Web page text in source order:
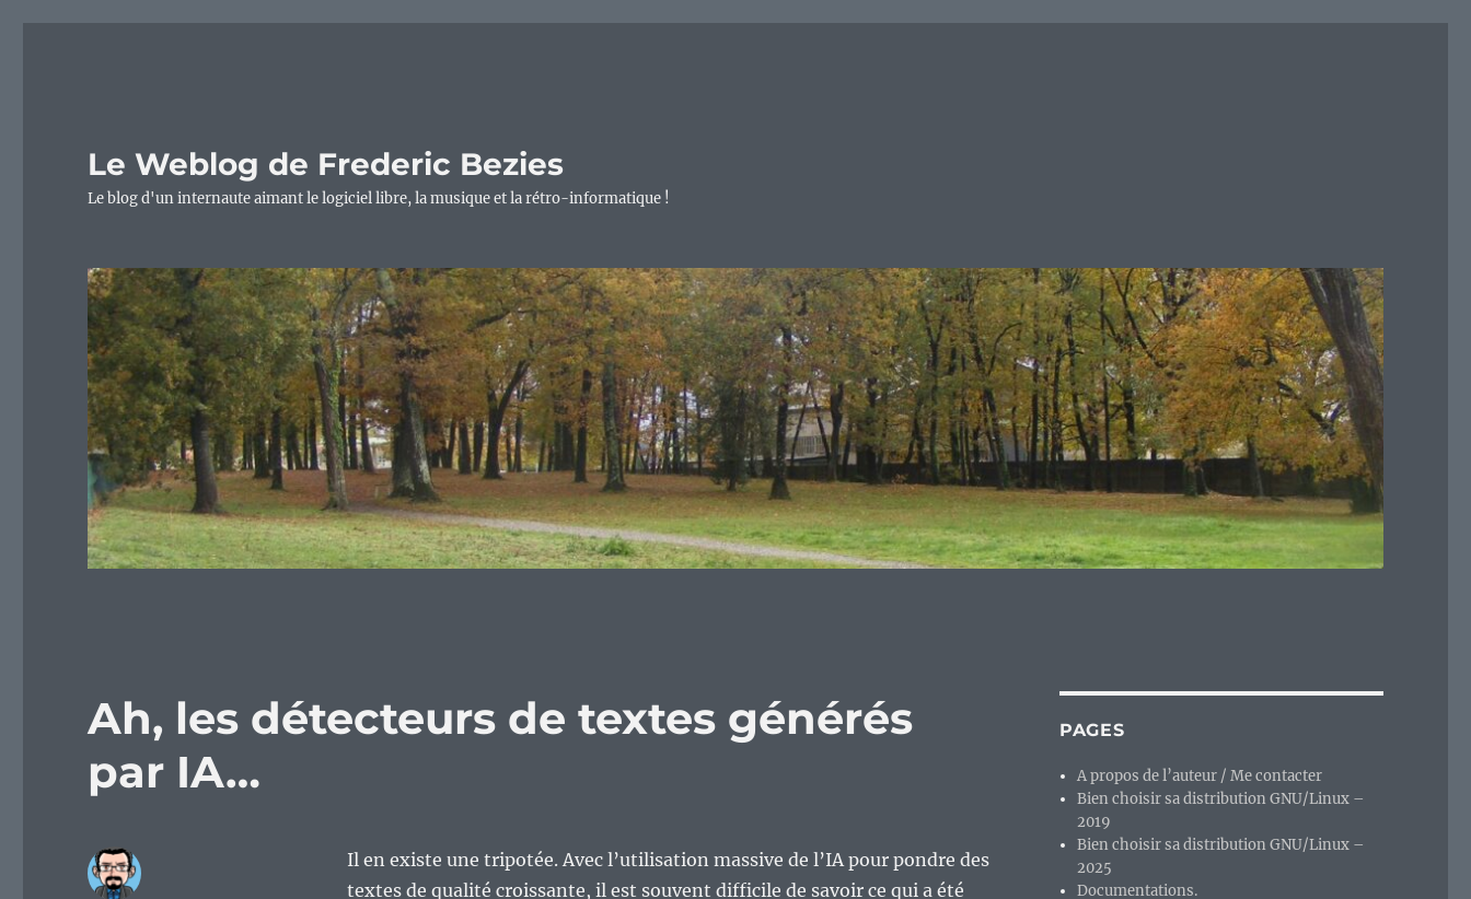
Le Weblog de Frederic Bezies
Le blog d'un internaute aimant le logiciel libre, la musique et la rétro-informatique !
Ah, les détecteurs de textes générés
par IA…
Il en existe une tripotée. Avec l’utilisation massive de l’IA pour pondre des
textes de qualité croissante, il est souvent difficile de savoir ce qui a été
PAGES
A propos de l’auteur / Me contacter
Bien choisir sa distribution GNU/Linux –
2019
Bien choisir sa distribution GNU/Linux –
2025
Documentations.